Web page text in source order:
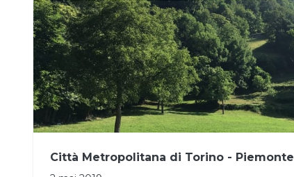
Città Metropolitana di Torino - Piemonte